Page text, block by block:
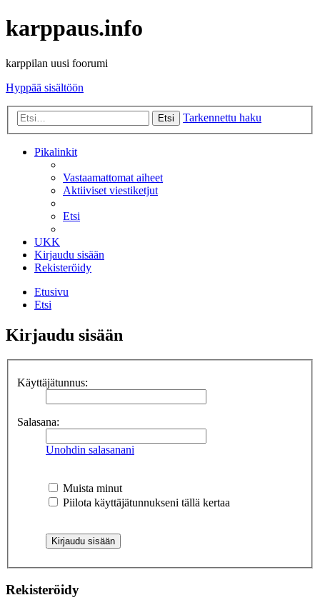
karppaus.info
karppilan uusi foorumi
Hyppää sisältöön
Etsi Tarkennettu haku
Pikalinkit
Vastaamattomat aiheet
Aktiiviset viestiketjut
Etsi
UKK
Kirjaudu sisään
Rekisteröidy
Etusivu
Etsi
Kirjaudu sisään
Käyttäjätunnus:
Salasana:
Unohdin salasanani
Muista minut
Piilota käyttäjätunnukseni tällä kertaa
Rekisteröidy